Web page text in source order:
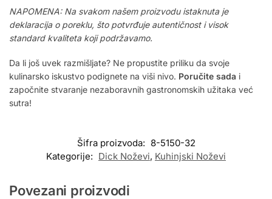
NAPOMENA: Na svakom našem proizvodu istaknuta je
deklaracija o poreklu, što potvrđuje autentičnost i visok
standard kvaliteta koji podržavamo.
Da li još uvek razmišljate? Ne propustite priliku da svoje
kulinarsko iskustvo podignete na viši nivo. Poručite sada i
započnite stvaranje nezaboravnih gastronomskih užitaka već
sutra!
Šifra proizvoda: 8-5150-32
Kategorije: Dick Noževi, Kuhinjski Noževi
Povezani proizvodi